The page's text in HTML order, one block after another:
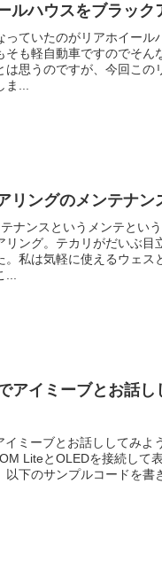
ルハウスをブラック
っていたのがリアホイール
そも軽自動車ですのでそん
は思うのですが、今回この
...
リングのメンテナン
ナンスというメンテとい
リング。テカリがだいぶ目
。私は気軽に使えるウェス
...
アイミーブとお話
イミーブとお話ししてみよ
LiteとOLEDを接続して
以下のサンプルコードを書